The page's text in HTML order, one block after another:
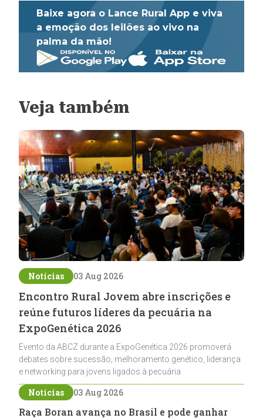
Baixe agora o Lance Rural App e viva
a emoção dos leilões ao vivo na
palma da mão!
Veja também
Notícias 03 Aug 2026
Encontro Rural Jovem abre inscrições e
reúne futuros líderes da pecuária na
ExpoGenética 2026
Evento da ABCZ durante a ExpoGenética 2026 promoverá
debates sobre sucessão, melhoramento genético, liderança
e networking para jovens ligados à pecuária
Notícias 03 Aug 2026
Raça Boran avança no Brasil e pode ganhar